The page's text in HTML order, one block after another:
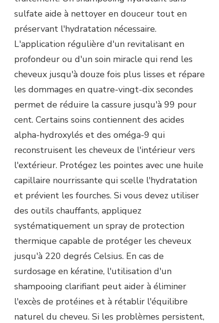
sulfate aide à nettoyer en douceur tout en
préservant l'hydratation nécessaire.
L'application régulière d'un revitalisant en
profondeur ou d'un soin miracle qui rend les
cheveux jusqu'à douze fois plus lisses et répare
les dommages en quatre-vingt-dix secondes
permet de réduire la cassure jusqu'à 99 pour
cent. Certains soins contiennent des acides
alpha-hydroxylés et des oméga-9 qui
reconstruisent les cheveux de l'intérieur vers
l'extérieur. Protégez les pointes avec une huile
capillaire nourrissante qui scelle l'hydratation
et prévient les fourches. Si vous devez utiliser
des outils chauffants, appliquez
systématiquement un spray de protection
thermique capable de protéger les cheveux
jusqu'à 220 degrés Celsius. En cas de
surdosage en kératine, l'utilisation d'un
shampooing clarifiant peut aider à éliminer
l'excès de protéines et à rétablir l'équilibre
naturel du cheveu. Si les problèmes persistent,